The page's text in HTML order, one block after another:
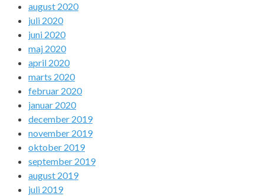
august 2020
juli 2020
juni 2020
maj 2020
april 2020
marts 2020
februar 2020
januar 2020
december 2019
november 2019
oktober 2019
september 2019
august 2019
juli 2019